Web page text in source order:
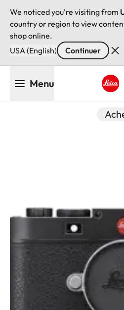
We noticed you're visiting from
country or region to view
shop online.
USA (English)
Continuer
Menu